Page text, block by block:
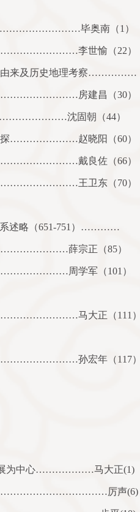
毕奥南（1 ）
李世愉（22）
由来及历史地理考察……………
房建昌（30）
沈固朝（44）
初探…………………赵晓阳（60）
戴良佐（66）
王卫东（70）
述略（651-751 ）…………
薛宗正（85）
周学军（101 ）
马大正（111 ）
立……………………孙宏年（117）
展为中心………………马大正(1)
……………………………………厉声(6)